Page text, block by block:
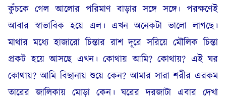
কুঁচকে গেল আলোর পরিমাণ বাড়ার সঙ্গে সঙ্গে। পরক্ষণেই
আবার স্বাভাবিক হয়ে এল। এখন অনেকটা ভালো লাগছে।
মাথার মধ্যে হাজারো চিন্তার রাশ দূরে সরিয়ে মৌলিক চিন্তা
প্রকট হয়ে আসছে এখন। কোথায় আমি? কোথায়? এই ঘর
কোথায়? আমি বিছানায় শুয়ে কেন? আমার সারা শরীর এরকম
তারের জালিকায় মোড়া কেন। ঘরের দরজাটা এবার দেখা